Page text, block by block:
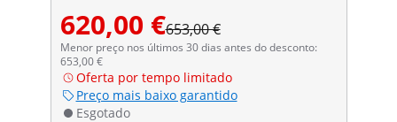
620,00 €653,00 €
Menor preço nos últimos 30 dias antes do desconto:
653,00 €
Oferta por tempo limitado
Preço mais baixo garantido
Esgotado